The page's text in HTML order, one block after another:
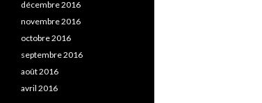
décembre 2016
novembre 2016
octobre 2016
septembre 2016
août 2016
avril 2016